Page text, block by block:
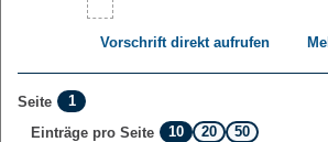
Vorschrift direkt aufrufen
Seite
1
Einträge pro Seite
10 20 50